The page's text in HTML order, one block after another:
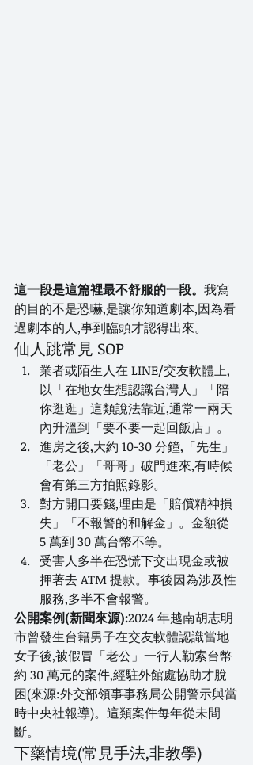
這一段是這篇裡最不舒服的一段。 我寫
的目的不是恐嚇,是讓你知道劇本,因為看
過劇本的人,事到臨頭才認得出來。
仙人跳常見 SOP
業者或陌生人在 LINE/交友軟體上,
以「在地女生想認識台灣人」「陪
你逛逛」這類說法靠近,通常一兩天
內升溫到「要不要一起回飯店」。
進房之後,大約 10-30 分鐘,「先生」
「老公」「哥哥」破門進來,有時候
會有第三方拍照錄影。
對方開口要錢,理由是「賠償精神損
失」「不報警的和解金」。金額從
5 萬到 30 萬台幣不等。
受害人多半在恐慌下交出現金或被
押著去 ATM 提款。事後因為涉及性
服務,多半不會報警。
公開案例(新聞來源):2024 年越南胡志明
市曾發生台籍男子在交友軟體認識當地
女子後,被假冒「老公」一行人勒索台幣
約 30 萬元的案件,經駐外館處協助才脫
困(來源:外交部領事事務局公開警示與當
時中央社報導)。這類案件每年從未間
斷。
下藥情境(常見手法,非教學)